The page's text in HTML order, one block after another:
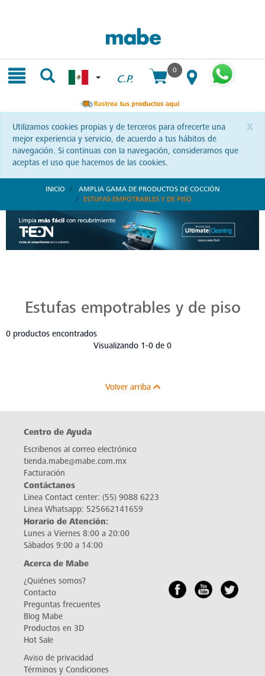
C.P.
0
x
Utilizamos cookies propias y de terceros para ofrecerte una
mejor experiencia y servicio, de acuerdo a tus hábitos de
navegación. Si continuas con la navegación, consideramos que
aceptas el uso que hacemos de las cookies.
INICIO
AMPLIA GAMA DE PRODUCTOS DE COCCIÓN
ESTUFAS EMPOTRABLES Y DE PISO
Estufas empotrables y de piso
0 productos encontrados
Visualizando 1-0 de 0
Volver arriba
Centro de Ayuda
Escríbenos al correo electrónico
tienda.mabe@mabe.com.mx
Facturación
Contáctanos
Línea Contact center: (55) 9088 6223
Línea Whatsapp: 525662141659
Horario de Atención:
Lunes a Viernes 8:00 a 20:00
Sábados 9:00 a 14:00
Acerca de Mabe
¿Quiénes somos?
Contacto
Preguntas frecuentes
Blog Mabe
Productos en 3D
Hot Sale
Aviso de privacidad
Términos y Condiciones